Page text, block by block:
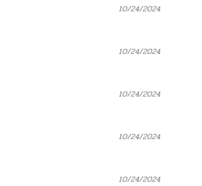
10/24/2024
10/24/2024
10/24/2024
10/24/2024
10/24/2024